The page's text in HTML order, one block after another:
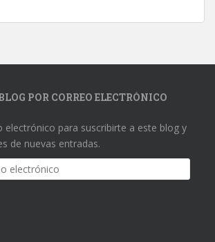
POR CORREO ELECTRÓNICO
electrónico para suscribirte a este blog y
de nuevas entradas.